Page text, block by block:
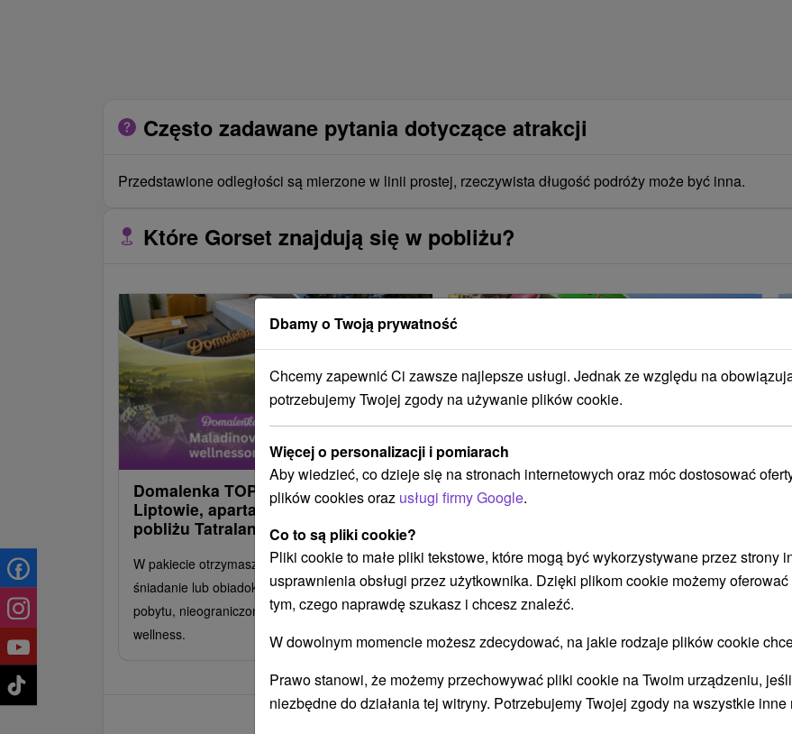
Często zadawane pytania dotyczące atrakcji
Przedstawione odległości są mierzone w linii prostej, rzeczywista długość podróży może być inna.
Które Gorset znajdują się w pobliżu?
Domalenka TOPKA: Maladinovo na
Liptowie, apartamenty z wellness w
pobliżu Tatralandii i ZOO Kontakt
W pakiecie otrzymasz nocleg w obniżonej cenie,
śniadanie lub obiadokolację na każdy dzień
pobytu, nieograniczony dostęp do centrum
wellness.
Zakwateruj się w stylowych
domkach bezpośrednio w
do aquaparku i kolejek linowych
Ciesz się swoim pobytem i zyskaj karnety
narciarskie/kolejki linowe do ośrodków Jasna i
każdej osoby.
Dbamy o Twoją prywatność
Chcemy zapewnić Ci zawsze najlepsze usługi. Jednak ze względu na
potrzebujemy Twojej zgody na używanie plików cookie.
Więcej o personalizacji i pomiarach
Aby wiedzieć, co dzieje się na stronach internetowych oraz móc dostosować
plików cookies oraz usługi firmy Google.
Co to są pliki cookie?
Pliki cookie to małe pliki tekstowe, które mogą być wykorzystywane przez strony
usprawnienia obsługi przez użytkownika. Dzięki plikom cookie możemy
tym, czego naprawdę szukasz i chcesz znaleźć.
W dowolnym momencie możesz zdecydować, na jakie rodzaje plików cookie
Prawo stanowi, że możemy przechowywać pliki cookie na Twoim urządzeniu,
niezbędne do działania tej witryny. Potrzebujemy Twojej zgody na wszystkie